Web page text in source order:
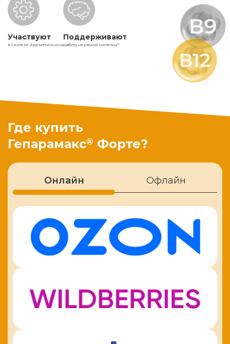
Участвуют
в синтезе Адеметионина
Поддерживают
работу нервной системы5
Где купить
Гепарамакс® Форте?
Онлайн Офлайн